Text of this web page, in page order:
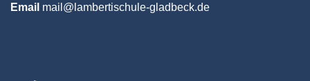
Email mail@lambertischule-gladbeck.de